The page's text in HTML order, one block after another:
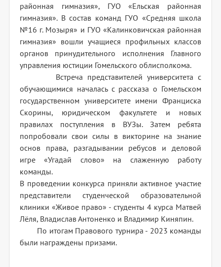
районная гимназия», ГУО «Ельская районная
гимназия». В состав команд ГУО «Средняя школа
№16 г. Мозыря» и ГУО «Калинковичская районная
гимназия» вошли учащиеся профильных классов
органов принудительного исполнения Главного
управления юстиции Гомельского облисполкома.
Встреча представителей университета с
обучающимися началась с рассказа о Гомельском
государственном университете имени Франциска
Скорины, юридическом факультете и новых
правилах поступления в ВУЗы. Затем ребята
попробовали свои силы в викторине на знание
основ права, разгадывании ребусов и деловой
игре «Угадай слово» на слаженную работу
команды.
В проведении конкурса приняли активное участие
представители студенческой образовательной
клиники «Живое право» - студенты 4 курса Матвей
Лёля, Владислав Антоненко и Владимир Киняпин.
По итогам Правового турнира - 2023 команды
были награждены призами.